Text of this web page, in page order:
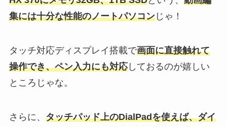
集には十分な性能のノートパソコンじゃ！
タッチ対応ディスプレイ搭載で画面に直接触れて
操作でき、ペン入力にも対応しておるのが嬉しい
ところじゃな。
さらに、 タッチパッド上のDialPadを使えば、ダイ